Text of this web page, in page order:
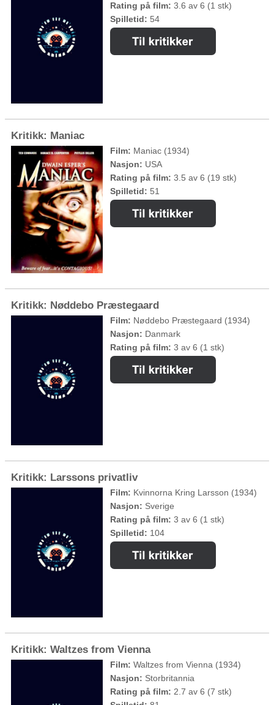
Rating på film: 3.6 av 6 (1 stk)
Spilletid: 54
Kritikk: Maniac
Film: Maniac (1934)
Nasjon: USA
Rating på film: 3.5 av 6 (19 stk)
Spilletid: 51
Kritikk: Nøddebo Præstegaard
Film: Nøddebo Præstegaard (1934)
Nasjon: Danmark
Rating på film: 3 av 6 (1 stk)
Kritikk: Larssons privatliv
Film: Kvinnorna Kring Larsson (1934)
Nasjon: Sverige
Rating på film: 3 av 6 (1 stk)
Spilletid: 104
Kritikk: Waltzes from Vienna
Film: Waltzes from Vienna (1934)
Nasjon: Storbritannia
Rating på film: 2.7 av 6 (7 stk)